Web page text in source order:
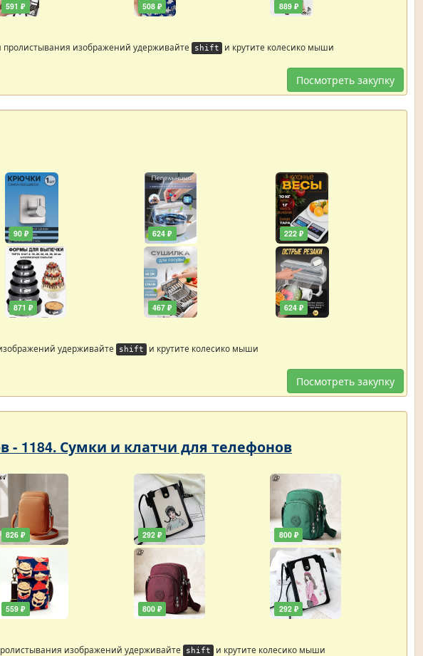
591 ₽ 508 ₽ 889 ₽
пролистывания изображений удерживайте shift и крутите колесико мыши
Посмотреть закупку
90 ₽
871 ₽
624 ₽
467 ₽
222 ₽
624 ₽
удерживайте shift и крутите колесико мыши
Посмотреть закупку
- 1184. Сумки и клатчи для телефонов
826 ₽
559 ₽
292 ₽
800 ₽
800 ₽
292 ₽
изображений удерживайте shift и крутите колесико мыши